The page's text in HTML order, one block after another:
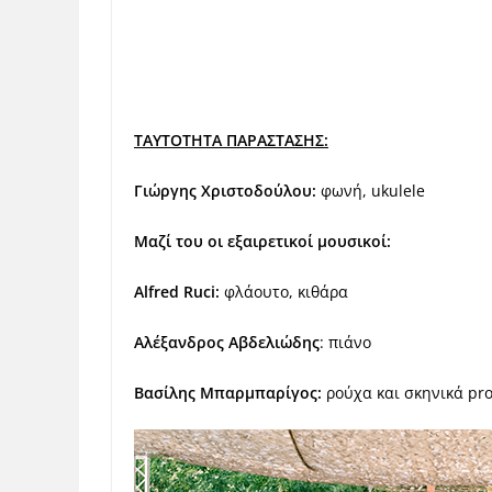
ΤΑΥΤΟΤΗΤΑ ΠΑΡΑΣΤΑΣΗΣ:
Γιώργης Χριστοδούλου: φωνή, ukulele
Μαζί του οι εξαιρετικοί μουσικοί:
Alfred Ruci: φλάουτο, κιθάρα
Αλέξανδρος Αβδελιώδης: πιάνο
Βασίλης Μπαρμπαρίγος: ρούχα και σκηνικά